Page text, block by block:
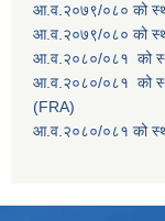
आ.व.२०७९/०८० को
आ.व.२०७९/०८० को
आ.व.२०८०/०८१ को
आ.व.२०८०/०८१ को
(FRA)
आ.व.२०८०/०८१ को